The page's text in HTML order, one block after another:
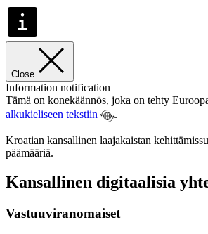
Close
Information notification
Tämä on konekäännös, joka on tehty
alkukieliseen tekstiin
.
Kroatian kansallinen laajakaistan
päämääriä.
Kansallinen digitaalisia
Vastuuviranomaiset